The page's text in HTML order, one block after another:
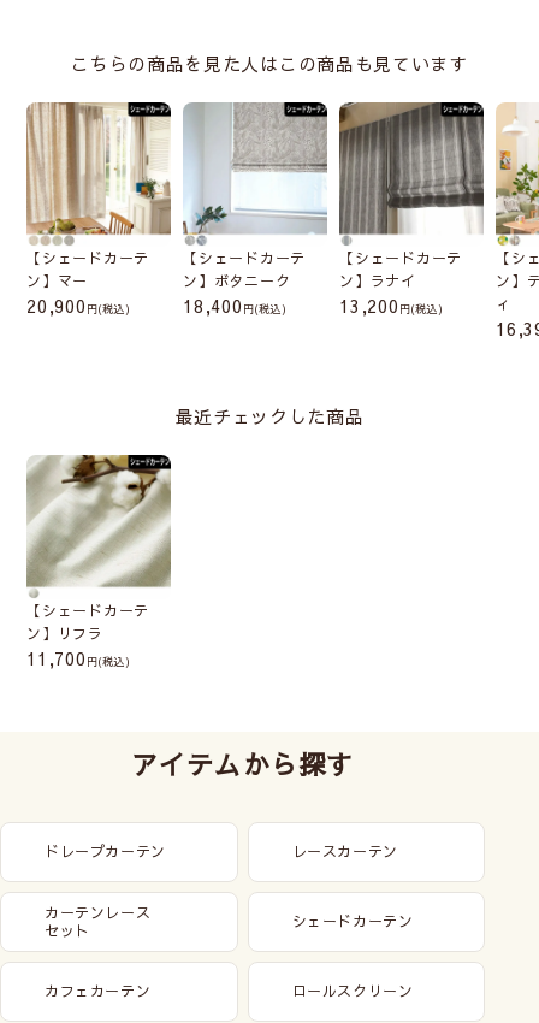
こちらの商品を見た人はこの商品も見ています
【シェードカーテ
ン】マー
20,900 (税込)
【シェードカーテ
ン】ボタニーク
18,400 (税込)
【シェードカーテ
ン】ラナイ
13,200 (税込)
【シ
ン】
ィ
最近チェックした商品
【シェードカーテ
ン】リフラ
11,700 (税込)
アイテムから探す
ドレープカーテン レースカーテン
カーテンレース
セット
シェードカーテン
カフェカーテン ロールスクリーン